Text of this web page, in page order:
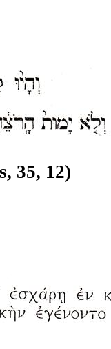
35, 12)